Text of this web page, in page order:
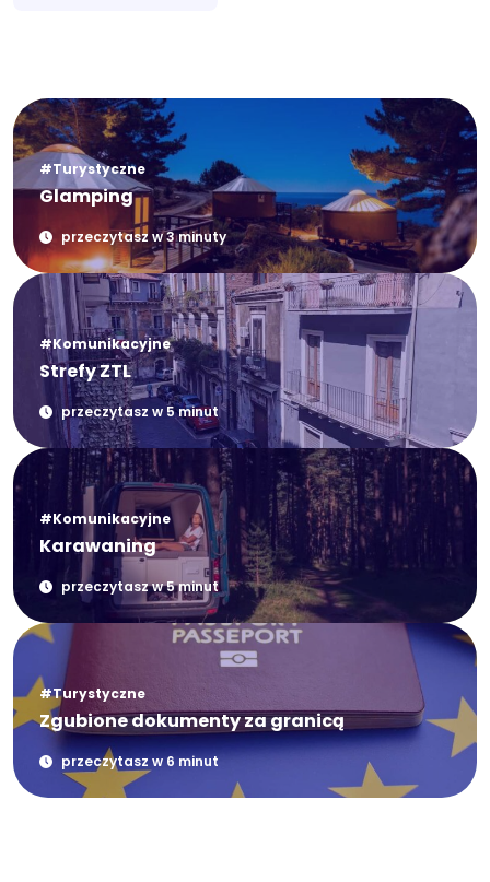
#Turystyczne
Glamping
przeczytasz w 3 minuty
#Komunikacyjne
Strefy ZTL
przeczytasz w 5 minut
#Komunikacyjne
Karawaning
przeczytasz w 5 minut
#Turystyczne
Zgubione dokumenty za granicą
przeczytasz w 6 minut